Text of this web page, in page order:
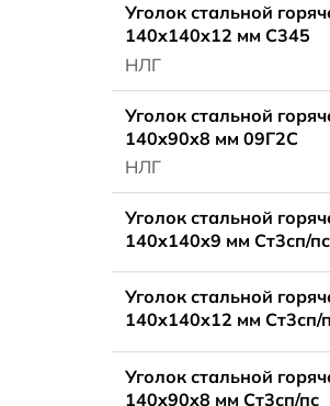
Уголок стальной
140x140x12 мм С345
НЛГ
Уголок стальной
140x90x8 мм 09Г2С
НЛГ
Уголок стальной
140x140x9 мм Ст3сп/пс
Уголок стальной
140x140x12 мм Ст3сп/
Уголок стальной
140x90x8 мм Ст3сп/пс